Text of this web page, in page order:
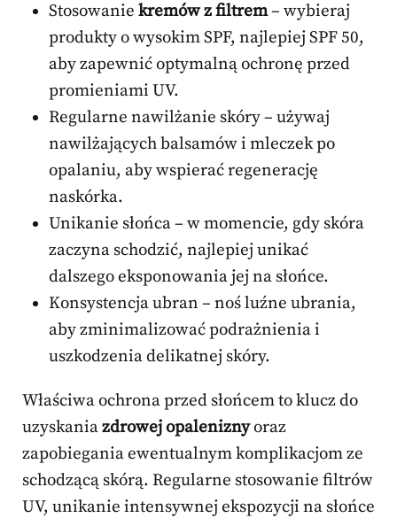
Stosowanie kremów z filtrem– wybieraj
produkty o wysokim SPF, najlepiej SPF 50,
aby zapewnić optymalną ochronę przed
promieniami UV.
Regularne nawilżanie skóry – używaj
nawilżających balsamów i mleczek po
opalaniu, aby wspierać regenerację
naskórka.
Unikanie słońca – w momencie, gdy skóra
zaczyna schodzić, najlepiej unikać
dalszego eksponowania jej na słońce.
Konsystencja ubran – noś luźne ubrania,
aby zminimalizować podrażnienia i
uszkodzenia delikatnej skóry.
Właściwa ochrona przed słońcem to klucz do
uzyskaniazdrowej opaleniznyoraz
zapobiegania ewentualnym komplikacjom ze
schodzącą skórą. Regularne stosowanie filtrów
UV, unikanie intensywnej ekspozycji na słońce